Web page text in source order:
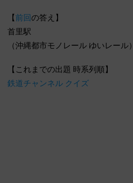
【前回の答え】
首里駅
（沖縄都市モノレール ゆいレール）
【これまでの出題 時系列順】
鉄道チャンネル クイズ